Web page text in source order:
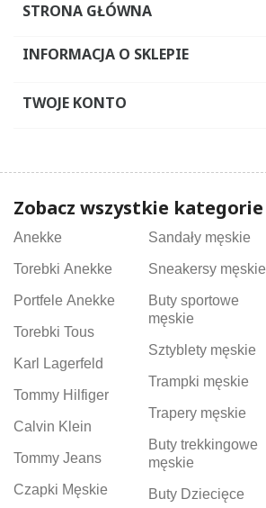
STRONA GŁÓWNA
INFORMACJA O SKLEPIE
TWOJE KONTO
Zobacz wszystkie kategorie
Anekke
Torebki Anekke
Portfele Anekke
Torebki Tous
Karl Lagerfeld
Tommy Hilfiger
Calvin Klein
Tommy Jeans
Czapki Męskie
Sandały męskie
Sneakersy męskie
Buty sportowe
męskie
Sztyblety męskie
Trampki męskie
Trapery męskie
Buty trekkingowe
męskie
Buty Dziecięce